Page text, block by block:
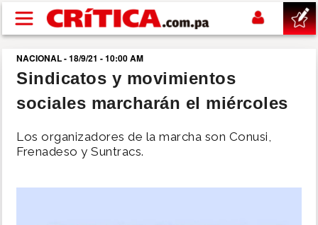
Pasar al contenido principal
buscar
SUCESOS
NACIONAL
NACIONAL - 18/9/21 - 10:00 AM
Sindicatos y movimientos
sociales marcharán el miércoles
Los organizadores de la marcha son Conusi,
Frenadeso y Suntracs.